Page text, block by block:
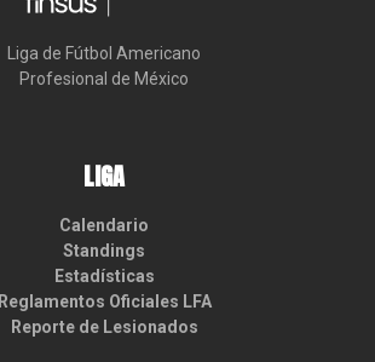
Liga de Fútbol Americano
Profesional de México
LIGA
Calendario
Standings
Estadísticas
Reglamentos Oficiales LFA
Reporte de Lesionados